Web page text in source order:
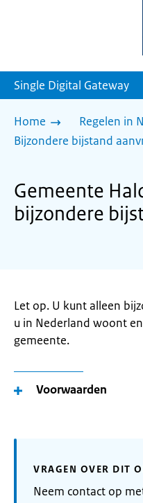
Single Digital Gateway
Home
Regelen in
Bijzondere bijstand
Gemeente
bijzondere
Let op. U kunt alleen
u in Nederland woont
gemeente.
Voorwaarden
VRAGEN OVER DIT
Neem contact op